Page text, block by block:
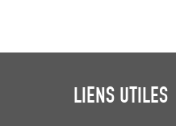
LIENS UTILES